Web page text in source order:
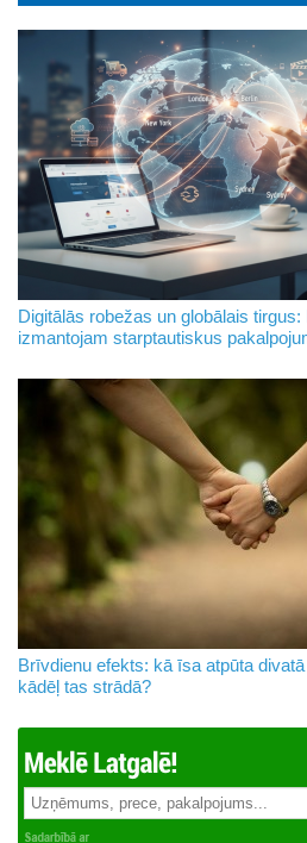
Digitālās robežas un globālais
izmantojam starptautiskus
Brīvdienu efekts: kā īsa atpūta
kādēļ tas strādā?